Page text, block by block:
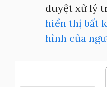
duyệt xử lý
hiển thị bất
hình của